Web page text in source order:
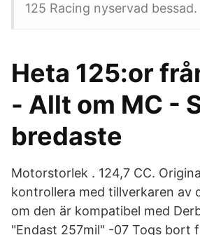
125 Racing nyservad bessad.
Heta 125:or
- Allt om MC -
bredaste
Motorstorlek . 124,7 CC.
kontrollera med tillverkaren av
om den är kompatibel med
"Endast 257mil" -07 Togs bort